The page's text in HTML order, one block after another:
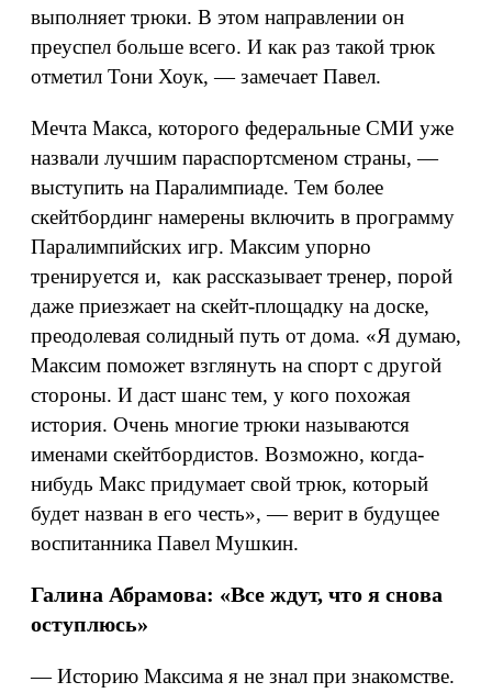
выполняет трюки. В этом направлении он
преуспел больше всего. И как раз такой трюк
отметил Тони Хоук, — замечает Павел.
Мечта Макса, которого федеральные СМИ уже
назвали лучшим параспортсменом страны, —
выступить на Паралимпиаде. Тем более
скейтбординг намерены включить в программу
Паралимпийских игр. Максим упорно
тренируется и, как рассказывает тренер, порой
даже приезжает на скейт-площадку на доске,
преодолевая солидный путь от дома. «Я думаю,
Максим поможет взглянуть на спорт с другой
стороны. И даст шанс тем, у кого похожая
история. Очень многие трюки называются
именами скейтбордистов. Возможно, когда-
нибудь Макс придумает свой трюк, который
будет назван в его честь», — верит в будущее
воспитанника Павел Мушкин.
Галина Абрамова: «Все ждут, что я снова
оступлюсь»
— Историю Максима я не знал при знакомстве.